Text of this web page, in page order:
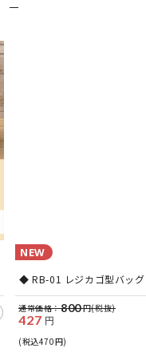
NEW
◆ RB-01 レジカゴ型バッグ
通常価格：800円(税抜)
427 円
(税込470円)